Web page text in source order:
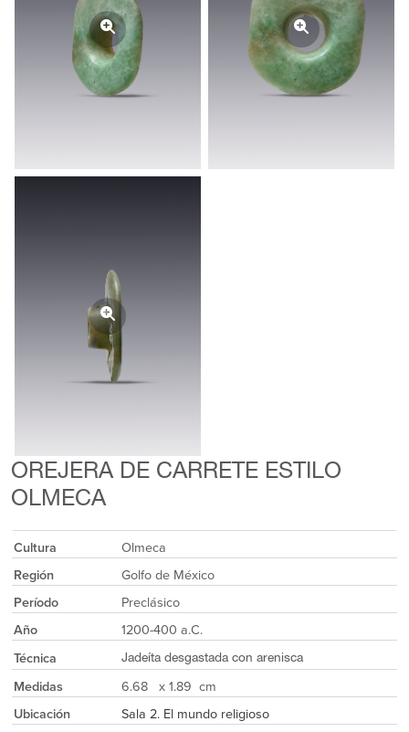
OREJERA DE CARRETE ESTILO
OLMECA
Cultura
Olmeca
Región
Golfo de México
Período
Preclásico
Año
1200-400 a.C.
Técnica
Jadeíta desgastada con arenisca
Medidas
6.68 x 1.89 cm
Ubicación
Sala 2. El mundo religioso